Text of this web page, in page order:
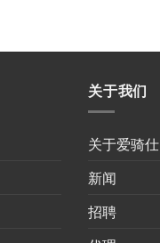
关于我们
关于爱骑仕
新闻
招聘